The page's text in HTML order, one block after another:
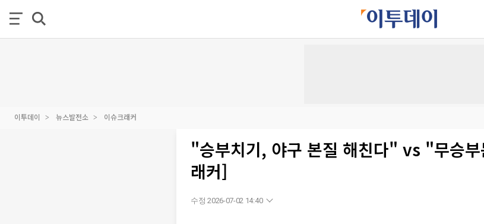
이투데이 뉴스발전소 이슈크래커
"승부치기, 야구 본질 해친다" vs "무승
래커]
수정 2026-07-02 14:40